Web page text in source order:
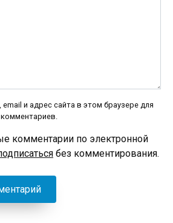
и адрес сайта в этом браузере для
комментарии по электронной
без комментирования.